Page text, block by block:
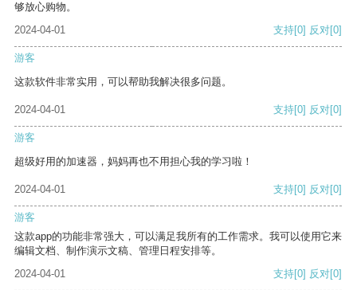
够放心购物。
2024-04-01
支持[0] 反对[0]
游客
这款软件非常实用，可以帮助我解决很多问题。
2024-04-01 支持[0] 反对[0]
游客
超级好用的加速器，妈妈再也不用担心我的学习啦！
2024-04-01 支持[0] 反对[0]
游客
这款app的功能非常强大，可以满足我所有的工作需求。我可以使用它来
编辑文档、制作演示文稿、管理日程安排等。
2024-04-01
支持[0] 反对[0]